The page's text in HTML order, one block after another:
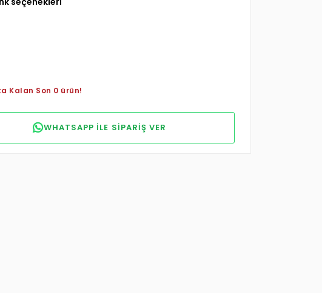
Kalan Son 0 ürün!
WHATSAPP ILE SIPARIŞ VER